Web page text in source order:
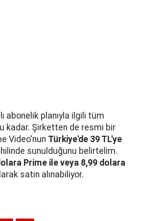
abonelik planıyla ilgili tüm
kadar. Şirketten de resmi bir
Video'nun Türkiye'de 39 TL'ye
sunulduğunu belirtelim.
Prime ile veya 8,99 dolara
satın alınabiliyor.